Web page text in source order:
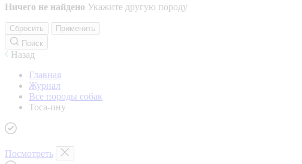
Ничего не найдено Укажите другую породу
Сбросить
Применить
Поиск
Назад
Главная
Журнал
Все породы собак
Тоса-ину
Посмотреть